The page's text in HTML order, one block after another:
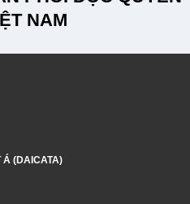
NAM
Á (DAICATA)